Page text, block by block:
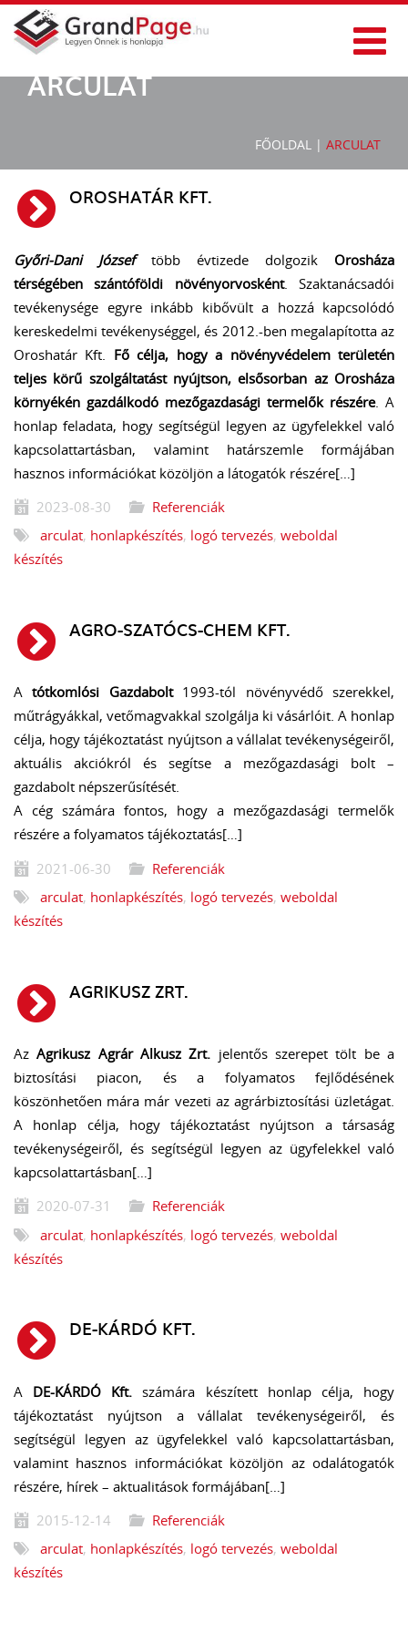
ARCULAT
FŐOLDAL | ARCULAT
OROSHATÁR KFT.
Győri-Dani Józseftöbb évtizede dolgozik Orosháza
térségében szántóföldi növényorvosként. Szaktanácsadói
tevékenysége egyre inkább kibővült a hozzá kapcsolódó
kereskedelmi tevékenységgel, és 2012.-ben megalapította az
Oroshatár Kft. Fő célja, hogy a növényvédelem területén
teljes körű szolgáltatást nyújtson, elsősorban az Orosháza
környékén gazdálkodó mezőgazdasági termelők részére. A
honlap feladata, hogy segítségül legyen az ügyfelekkel való
kapcsolattartásban, valamint határszemle formájában
hasznos információkat közöljön a látogatók részére[…]
2023-08-30
Referenciák
arculat, honlapkészítés, logó tervezés, weboldal
készítés
AGRO-SZATÓCS-CHEM KFT.
Atótkomlósi Gazdabolt1993-tól növényvédő szerekkel,
műtrágyákkal, vetőmagvakkal szolgálja ki vásárlóit. A honlap
célja, hogy tájékoztatást nyújtson a vállalat tevékenységeiről,
aktuális akciókról és segítse a mezőgazdasági bolt –
gazdabolt népszerűsítését.
A cég számára fontos, hogy a mezőgazdasági termelők
részére a folyamatos tájékoztatás[…]
2021-06-30
Referenciák
arculat, honlapkészítés, logó tervezés, weboldal
készítés
AGRIKUSZ ZRT.
AzAgrikusz Agrár Alkusz Zrt. jelentős szerepet tölt be a
biztosítási piacon, és a folyamatos fejlődésének
köszönhetően mára már vezeti az agrárbiztosítási üzletágat.
A honlap célja, hogy tájékoztatást nyújtson a társaság
tevékenységeiről, és segítségül legyen az ügyfelekkel való
kapcsolattartásban[…]
2020-07-31
Referenciák
arculat, honlapkészítés, logó tervezés, weboldal
készítés
DE-KÁRDÓ KFT.
A DE-KÁRDÓ Kft. számára készített honlap célja, hogy
tájékoztatást nyújtson a vállalat tevékenységeiről, és
segítségül legyen az ügyfelekkel való kapcsolattartásban,
valamint hasznos információkat közöljön az odalátogatók
részére, hírek – aktualitások formájában[…]
2015-12-14
Referenciák
arculat, honlapkészítés, logó tervezés, weboldal
készítés